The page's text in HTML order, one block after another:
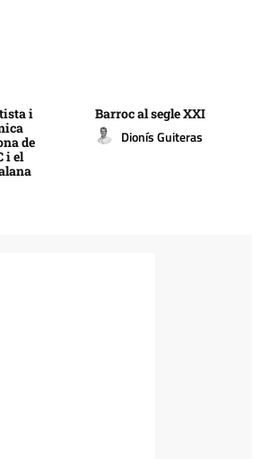
i
de
i el
Barroc al segle XXI
Dionís Guiteras